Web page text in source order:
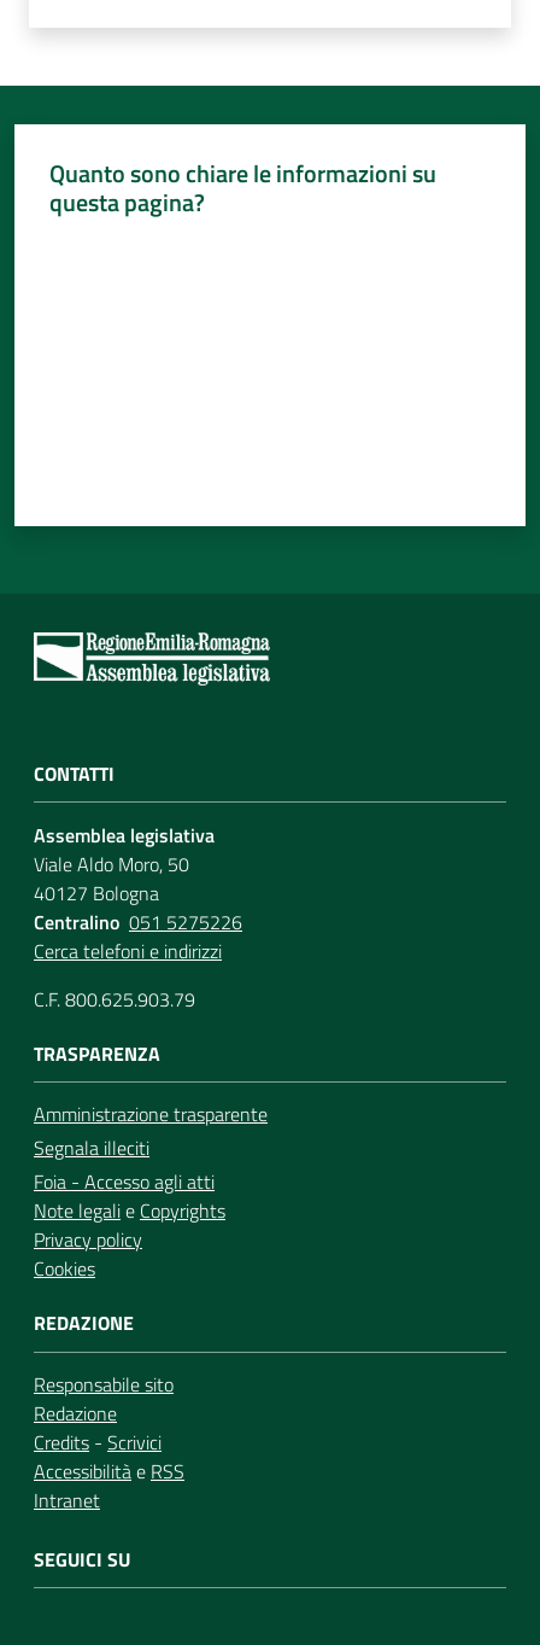
Quanto sono chiare le informazioni su
questa pagina?
CONTATTI
Assemblea legislativa
Viale Aldo Moro, 50
40127 Bologna
Centralino 051 5275226
Cerca telefoni e indirizzi
C.F. 800.625.903.79
TRASPARENZA
Amministrazione trasparente
Segnala illeciti
Foia - Accesso agli atti
Note legalie Copyrights
Privacy policy
Cookies
REDAZIONE
Responsabile sito
Redazione
Credits - Scrivici
Accessibilitàe RSS
Intranet
SEGUICI SU